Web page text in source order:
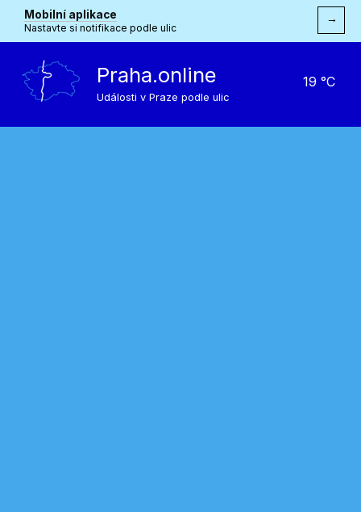
Mobilní aplikace
Nastavte si notifikace podle ulic
→
Praha.online
Události v Praze podle ulic
19 °C